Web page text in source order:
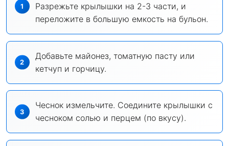
Разрежьте крылышки на 2-3 части, и
переложите в большую емкость на бульон.
Добавьте майонез, томатную пасту или
кетчуп и горчицу.
Чеснок измельчите. Соедините крылышки с
чесноком солью и перцем (по вкусу).